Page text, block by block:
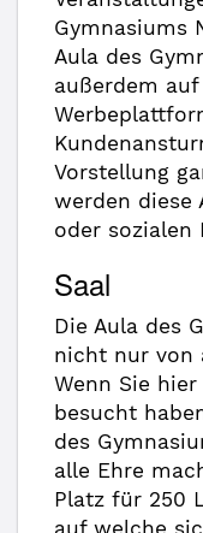
Gymnasiums
Aula des
außerdem
Vorstellung
werden diese
oder sozialen
Saal
Die Aula des
nicht nur von
Wenn Sie
besucht
des
alle Ehre
Platz für 250
auf welche